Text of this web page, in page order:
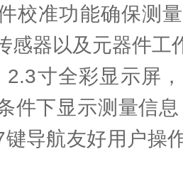
校准功能确保测
感器以及元器件工
寸全彩显示屏，
件下显示测量信
键导航友好用户操